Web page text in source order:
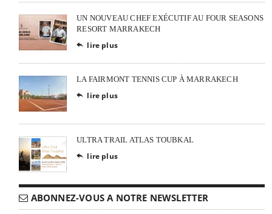
UN NOUVEAU CHEF EXÉCUTIF AU FOUR SEASONS
RESORT MARRAKECH
 lire plus
LA FAIRMONT TENNIS CUP À MARRAKECH
 lire plus
ULTRA TRAIL ATLAS TOUBKAL
 lire plus
ABONNEZ-VOUS A NOTRE NEWSLETTER